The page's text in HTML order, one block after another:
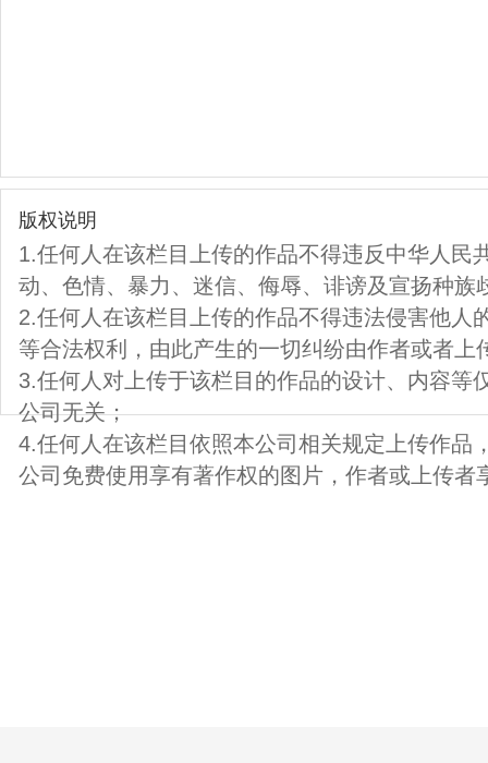
版权说明
1.任何人在该栏目上传的作品不得违反中华人民
动、色情、暴力、迷信、侮辱、诽谤及宣扬种族
2.任何人在该栏目上传的作品不得违法侵害他人
等合法权利，由此产生的一切纠纷由作者或者上
3.任何人对上传于该栏目的作品的设计、内容等
公司无关；
4.任何人在该栏目依照本公司相关规定上传作品
公司免费使用享有著作权的图片，作者或上传者